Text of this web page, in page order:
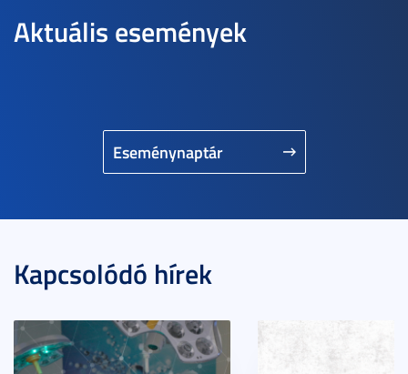
Aktuális események
Eseménynaptár
Kapcsolódó hírek